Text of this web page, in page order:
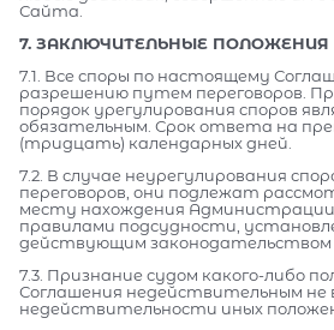
Сайта.
7. ЗАКЛЮЧИТЕЛЬНЫЕ ПОЛОЖЕНИЯ
7.1. Все споры по настоящему
разрешению путем переговоров.
порядок урегулирования споров
обязательным. Срок ответа на
(тридцать) календарных дней.
7.2. В случае неурегулирования
переговоров, они подлежат
месту нахождения
правилами подсудности,
действующим законодательством
7.3. Признание судом какого-либо
Соглашения недействительным не
недействительности иных